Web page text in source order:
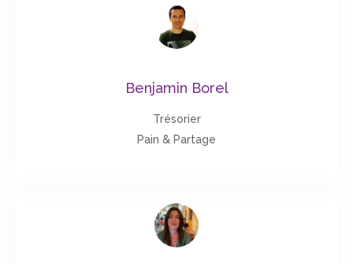
Benjamin Borel
Trésorier
Pain & Partage